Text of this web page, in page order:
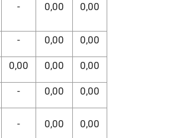
- 0,00 0,00
- 0,00 0,00
0,00 0,00 0,00
- 0,00 0,00
- 0,00 0,00